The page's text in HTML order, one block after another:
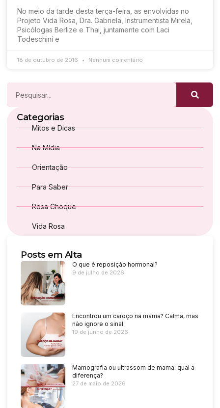
No meio da tarde desta terça-feira, as envolvidas no
Projeto Vida Rosa, Dra. Gabriela, Instrumentista Mirela,
Psicólogas Berlize e Thai, juntamente com Laci
Todeschini e
18 de outubro de 2016 Nenhum comentário
Categorias
Mitos e Dicas
Na Mídia
Orientação
Para Saber
Rosa Choque
Vida Rosa
Posts em Alta
O que é reposição hormonal?
9 de julho de 2026
Encontrou um caroço na mama? Calma, mas
não ignore o sinal.
19 de junho de 2026
Mamografia ou ultrassom de mama: qual a
diferença?
27 de maio de 2026